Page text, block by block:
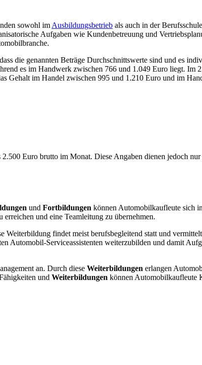
sowohl imAusbildungsbetrieb als auch in der
Aufgaben wie Kundenbetreuung und
die genannten Beträge Durchschnittswerte sind und es
es im Handwerk zwischen 766 und 1.049 Euro liegt. Im
Gehalt im Handel zwischen 995 und 1.210 Euro und im
Euro brutto im Monat. Diese Angaben dienen jedoch
und Fortbildungen können Automobilkaufleute sich
und eine Teamleitung zu übernehmen.
findet meist berufsbegleitend statt und
Automobil-Serviceassistenten weiterzubilden und damit
an. Durch diese Weiterbildungen erlangen
und Weiterbildungen können Automobilkaufleute